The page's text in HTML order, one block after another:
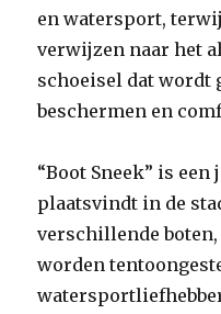
en watersport,
verwijzen naar het
schoeisel dat wordt
beschermen en
“Boot Sneek” is
plaatsvindt in de
verschillende
worden